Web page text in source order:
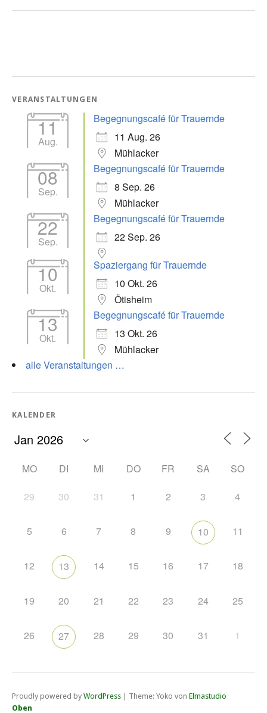
VERANSTALTUNGEN
11
Aug.
Begegnungscafé für Trauernde
11 Aug. 26
Mühlacker
08
Sep.
Begegnungscafé für Trauernde
8 Sep. 26
Mühlacker
22
Sep.
Begegnungscafé für Trauernde
22 Sep. 26
10
Okt.
Spaziergang für Trauernde
10 Okt. 26
Ötisheim
13
Okt.
Begegnungscafé für Trauernde
13 Okt. 26
Mühlacker
alle Veranstaltungen …
KALENDER
MO DI MI DO FR SA SO
29 30 31 1 2 3 4
5 6 7 8 9 10 11
12 13 14 15 16 17 18
19 20 21 22 23 24 25
26 27 28 29 30 31 1
Proudly powered by WordPress Theme: Yoko von Elmastudio
Oben